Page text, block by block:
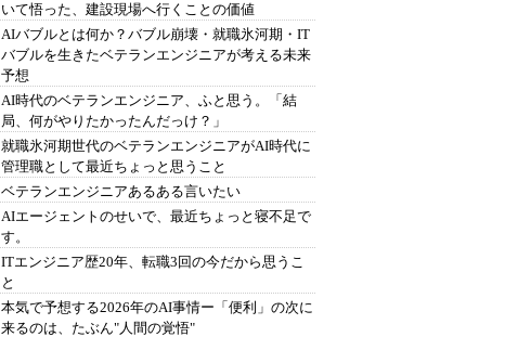
いて悟った、建設現場へ行くことの価値
AIバブルとは何か？バブル崩壊・就職氷河期・IT
バブルを生きたベテランエンジニアが考える未来
予想
AI時代のベテランエンジニア、ふと思う。「結
局、何がやりたかったんだっけ？」
就職氷河期世代のベテランエンジニアがAI時代に
管理職として最近ちょっと思うこと
ベテランエンジニアあるある言いたい
AIエージェントのせいで、最近ちょっと寝不足で
す。
ITエンジニア歴20年、転職3回の今だから思うこ
と
本気で予想する2026年のAI事情ー「便利」の次に
来るのは、たぶん"人間の覚悟"